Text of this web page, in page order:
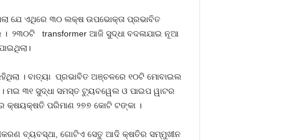
ଯେ ଏଥିରେ ୩୦ ଲକ୍ଷ ଉପଭୋକ୍ତା ପ୍ରଭାବିତ
। ୨୩୦ଟି transformer ଆଜି ସୁଦ୍ଧା ବଦଳାଯାଇ ନୂଆ
। ବାତ୍ୟା ପ୍ରଭାବିତ ଅଞ୍ଚଳରେ ୧୦ଟି ମୋବାଇଲ
ମଇ ୩୧ ସୁଦ୍ଧା ସମସ୍ତ ଟ୍ୟୁବୱେଲ ଓ ପାଇପ ୱାଟର
କ୍ଷୟକ୍ଷତି ପରିମାଣ ୨୭୭ କୋଟି ଟଙ୍କା ।
ବ୍ୟବସ୍ଥା, ଗୋଟିଏ ସେତୁ ଆଦି କ୍ଷତିର ସମ୍ମୁଖୀନ